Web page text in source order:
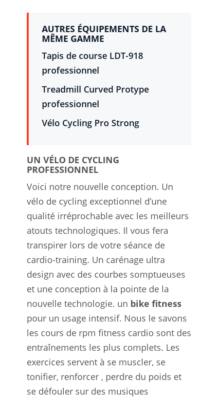
AUTRES ÉQUIPEMENTS DE LA
MÊME GAMME
Tapis de course LDT-918
professionnel
Treadmill Curved Protype
professionnel
Vélo Cycling Pro Strong
UN VÉLO DE CYCLING
PROFESSIONNEL
Voici notre nouvelle conception. Un
vélo de cycling exceptionnel d’une
qualité irréprochable avec les meilleurs
atouts technologiques. Il vous fera
transpirer lors de votre séance de
cardio-training. Un carénage ultra
design avec des courbes somptueuses
et une conception à la pointe de la
nouvelle technologie. un bike fitness
pour un usage intensif. Nous le savons
les cours de rpm fitness cardio sont des
entraînements les plus complets. Les
exercices servent à se muscler, se
tonifier, renforcer , perdre du poids et
se défouler sur des musiques